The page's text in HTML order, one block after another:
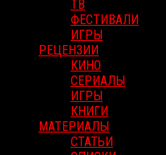
ТВ
ФЕСТИВАЛИ
ИГРЫ
РЕЦЕНЗИИ
КИНО
СЕРИАЛЫ
ИГРЫ
КНИГИ
МАТЕРИАЛЫ
СТАТЬИ